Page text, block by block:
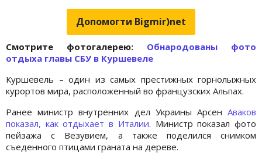
Допомогти Bigmir)net
Cмотрите фотогалерею: Обнародованы фото
отдыха главы СБУ в Куршевеле
Куршевель – один из самых престижных горнолыжных
курортов мира, расположенный во французских Альпах.
Ранее министр внутренних дел Украины Арсен Аваков
показал, как отдыхает в Италии. Министр показал фото
пейзажа с Везувием, а также поделился снимком
съеденного птицами граната на дереве.